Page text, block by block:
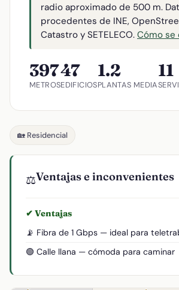
radio aproximado de 500 m.
procedentes de INE,
Catastro y SETELECO. Cómo se
397
METROS
47
EDIFICIOS
1.2
PLANTAS MEDIA
11
🏡 Residencial
⚖️Ventajas e inconvenientes
✔ Ventajas
📡 Fibra de 1 Gbps — ideal para
🟢 Calle llana — cómoda para caminar